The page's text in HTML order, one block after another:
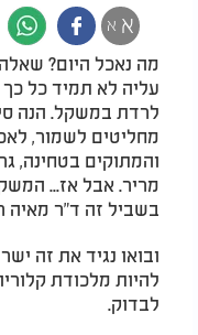
א א
מה נאכל היום?
עליה לא תמיד כל
לרדת במשקל. הנה
מחליטים לשמור,
והמתוקים בטחינה,
מריר. אבל אז...
בשביל זה ד"ר מאיה
ובואו נגיד את זה
להיות מלכודת
לבדוק.